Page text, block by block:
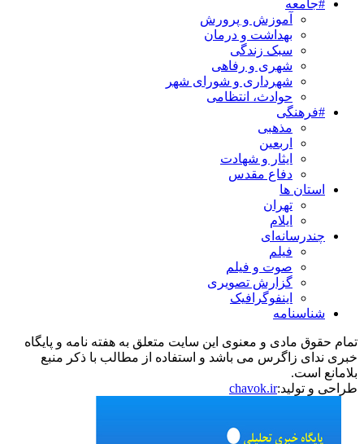
#جامعه
آموزش و پرورش
بهداشت و درمان
سبک زندگی
شهری و رفاهی
شهرداری و شورای شهر
حوادث، انتظامی
#فرهنگی
مذهبی
اربعین
ایثار و شهادت
دفاع مقدس
استان ها
تهران
ایلام
چندرسانه‌ای
فیلم
صوت و فیلم
گزارش تصویری
اینفوگرافیک
شناسنامه
تمام حقوق مادی و معنوی این سایت متعلق به هفته نامه و پایگاه
خبری ندای زاگرس می باشد و استفاده از مطالب با ذکر منبع
بلامانع است.
طراحی و تولید:chavok.ir